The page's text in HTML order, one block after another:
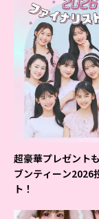
超豪華プレゼント
ブンティーン2026
ト！